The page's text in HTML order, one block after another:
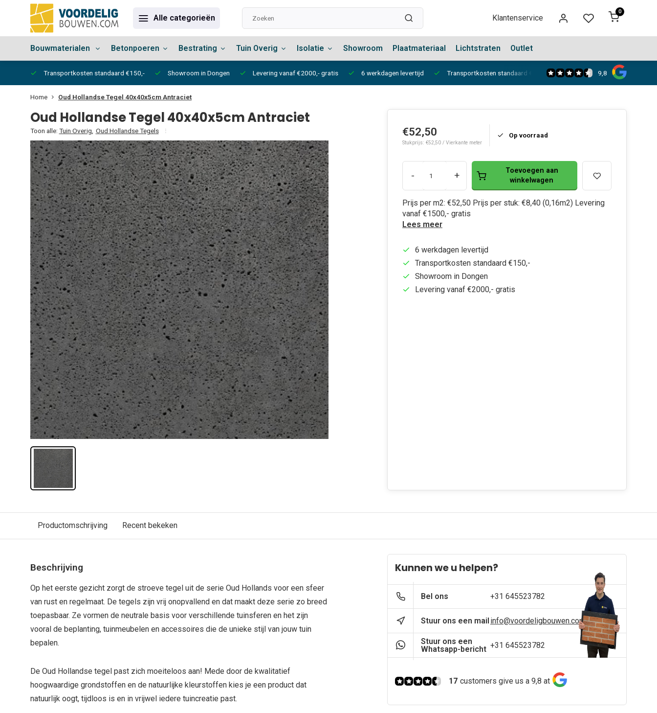
Alle categorieën Klantenservice
0
Bouwmaterialen Betonpoeren Bestrating Tuin Overig Isolatie Showroom Plaatmateriaal Lichtstraten Outlet
Transportkosten standaard €150,- Showroom in Dongen Levering vanaf €2000,- gratis 6 werkdagen levertijd Transportkosten standaard €150,- Showroom in Dongen
9,8
Home Oud Hollandse Tegel 40x40x5cm Antraciet
Oud Hollandse Tegel 40x40x5cm Antraciet
Toon alle: Tuin Overig Oud Hollandse Tegels €52,50
Stukprijs: €52,50 / Vierkante meter
Op voorraad
- +
Toevoegen aan
winkelwagen
Prijs per m2: €52,50 Prijs per stuk: €8,40 (0,16m2) Levering
vanaf €1500,- gratis
Lees meer
6 werkdagen levertijd
Transportkosten standaard €150,-
Showroom in Dongen
Levering vanaf €2000,- gratis
Productomschrijving Recent bekeken
Beschrijving
Op het eerste gezicht zorgt de stroeve tegel uit de serie Oud Hollands voor een sfeer
van rust en regelmaat. De tegels zijn vrij onopvallend en dat maakt deze serie zo breed
toepasbaar. Ze vormen de neutrale basis voor verschillende tuinsferen en het zijn
vooral de beplanting, tuinmeubelen en accessoires die de unieke stijl van jouw tuin
bepalen.
De Oud Hollandse tegel past zich moeiteloos aan! Mede door de kwalitatief
hoogwaardige grondstoffen en de natuurlijke kleurstoffen kies je een product dat
natuurlijk oogt, tijdloos is en in vrijwel iedere tuincreatie past.
Kunnen we u helpen?
Bel ons +31 645523782
Stuur ons een mail info@voordeligbouwen.com
Stuur ons een
Whatsapp-bericht +31 645523782
17 customers give us a 9,8 at